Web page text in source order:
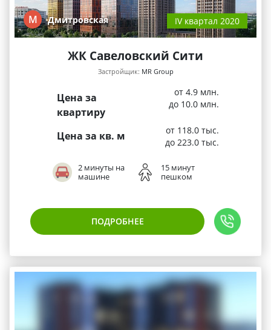
М Дмитровская IV квартал 2020
ЖК Савеловский Сити
Застройщик: MR Group
Цена за
квартиру
от 4.9 млн.
до 10.0 млн.
Цена за кв. м
от 118.0 тыс.
до 223.0 тыс.
2 минуты на
машине
15 минут
пешком
ПОДРОБНЕЕ